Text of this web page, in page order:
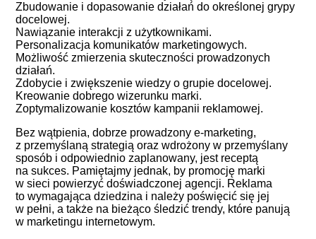
Zbudowanie i dopasowanie działań do określonej grypy
docelowej.
Nawiązanie interakcji z użytkownikami.
Personalizacja komunikatów marketingowych.
Możliwość zmierzenia skuteczności prowadzonych
działań.
Zdobycie i zwiększenie wiedzy o grupie docelowej.
Kreowanie dobrego wizerunku marki.
Zoptymalizowanie kosztów kampanii reklamowej.
Bez wątpienia, dobrze prowadzony e-marketing,
z przemyślaną strategią oraz wdrożony w przemyślany
sposób i odpowiednio zaplanowany, jest receptą
na sukces. Pamiętajmy jednak, by promocję marki
w sieci powierzyć doświadczonej agencji. Reklama
to wymagająca dziedzina i należy poświęcić się jej
w pełni, a także na bieżąco śledzić trendy, które panują
w marketingu internetowym.